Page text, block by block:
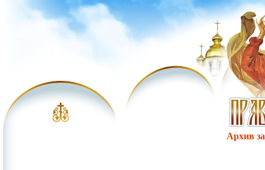
Архив